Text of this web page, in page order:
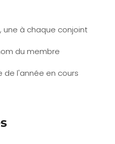
une à chaque conjoint
du membre
de l'année en cours